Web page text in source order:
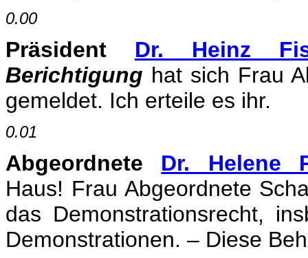
0.00
Präsident Dr. Heinz
Berichtigung hat sich Frau
gemeldet. Ich erteile es ihr.
0.01
Abgeordnete Dr. Helene
Haus! Frau Abgeordnete
das Demonstrationsrecht,
Demonstrationen. – Diese